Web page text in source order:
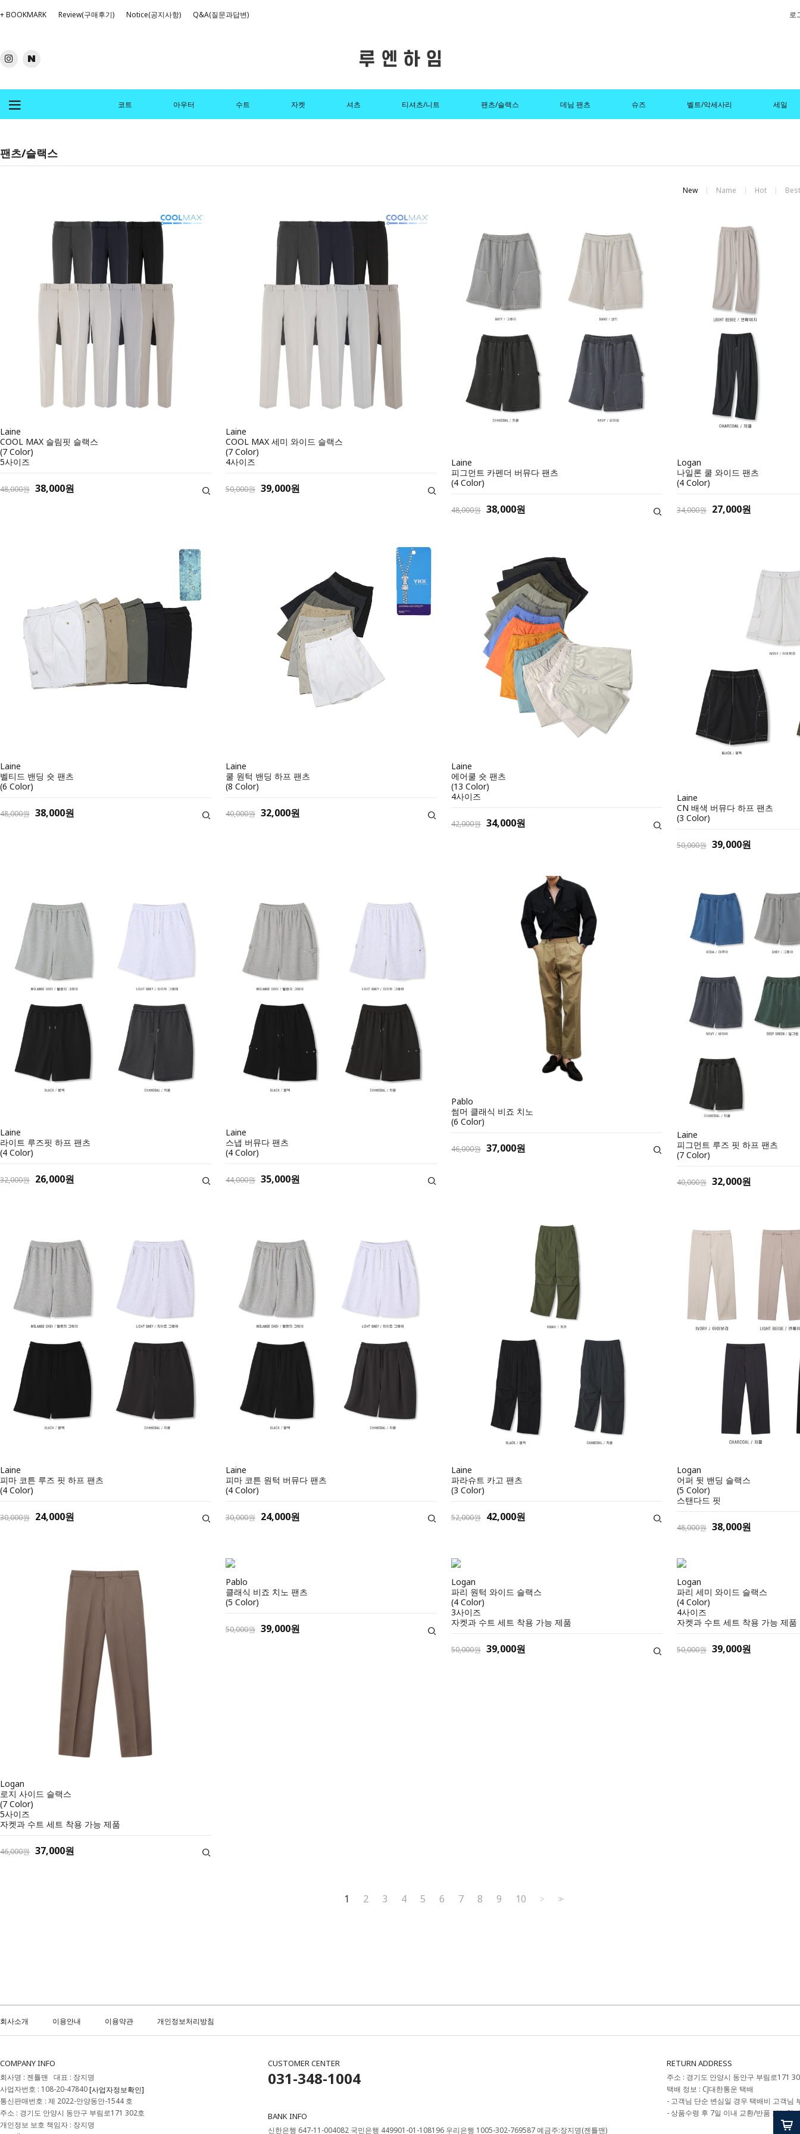
+ BOOKMARK Review(구매후기) Notice(공지사항) Q&A(질문과답변) 로
코트 아우터 수트 자켓 셔츠 티셔츠/니트 팬츠/슬랙스 데님 팬츠 슈즈 벨트/악세사리 세일
팬츠/슬랙스
New Name Hot Best
Laine
COOL MAX 슬림핏 슬랙스
(7 Color)
5사이즈
48,000원 38,000원
Laine
COOL MAX 세미 와이드 슬랙스
(7 Color)
4사이즈
50,000원 39,000원
Laine
피그먼트 카펜더 버뮤다 팬츠
(4 Color)
48,000원 38,000원
Logan
나일론 쿨 와이드 팬츠
(4 Color)
34,000원 27,000원
Laine
벨티드 밴딩 숏 팬츠
(6 Color)
48,000원 38,000원
Laine
쿨 원턱 밴딩 하프 팬츠
(8 Color)
40,000원 32,000원
Laine
에어쿨 숏 팬츠
(13 Color)
4사이즈
42,000원 34,000원
Laine
CN 배색 버뮤다 하프 팬츠
(3 Color)
50,000원 39,000원
Laine
라이트 루즈핏 하프 팬츠
(4 Color)
32,000원 26,000원
Laine
스냅 버뮤다 팬츠
(4 Color)
44,000원 35,000원
Pablo
썸머 클래식 비죠 치노
(6 Color)
46,000원 37,000원
Laine
피그먼트 루즈 핏 하프 팬츠
(7 Color)
40,000원 32,000원
Laine
피마 코튼 루즈 핏 하프 팬츠
(4 Color)
30,000원 24,000원
Laine
피마 코튼 원턱 버뮤다 팬츠
(4 Color)
30,000원 24,000원
Laine
파라슈트 카고 팬츠
(3 Color)
52,000원 42,000원
Logan
어퍼 뒷 밴딩 슬랙스
(5 Color)
스탠다드 핏
48,000원 38,000원
Logan
로지 사이드 슬랙스
(7 Color)
5사이즈
자켓과 수트 세트 착용 가능 제품
46,000원 37,000원
Pablo
클래식 비죠 치노 팬츠
(5 Color)
50,000원 39,000원
Logan
파리 원턱 와이드 슬랙스
(4 Color)
3사이즈
자켓과 수트 세트 착용 가능 제품
50,000원 39,000원
Logan
파리 세미 와이드 슬랙스
(4 Color)
4사이즈
자켓과 수트 세트 착용 가능 제품
50,000원 39,000원
1 2 3 4 5 6 7 8 9 10 > >>
회사소개 이용안내 이용약관 개인정보처리방침
COMPANY INFO
회사명 : 젠틀맨 대표 : 장지명
사업자번호 : 108-20-47840[사업자정보확인]
통신판매번호 : 제 2022-안양동안-1544 호
주소 : 경기도 안양시 동안구 부림로171 302호
개인정보 보호 책임자 : 장지명
CUSTOMER CENTER
031-348-1004
BANK INFO
신한은행 647-11-004082 국민은행 449901-01-108196 우리은행 1005-302-769587 예금주:장지명(젠틀맨)
RETURN ADDRESS
주소 : 경기도 안양시 동안구 부림로171
택배 정보 : CJ대한통운 택배
- 고객님 단순 변심일 경우 택배비 고객님
- 상품수령 후 7일 이내 교환/반품 가능합